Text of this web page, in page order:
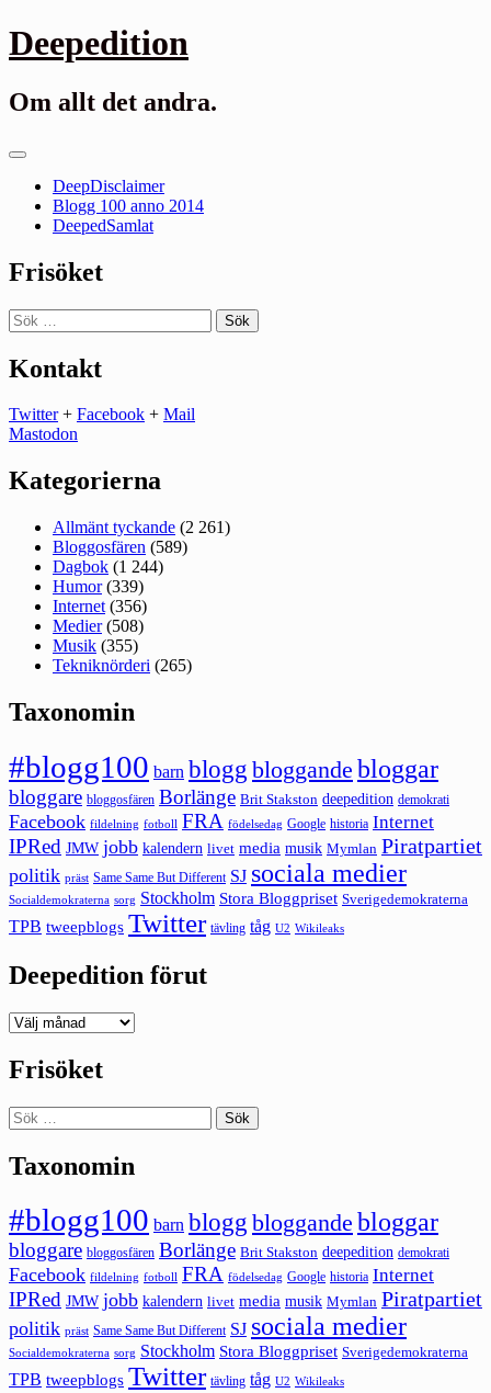
Gå
till
Deepedition
Om allt det andra.
Primär
DeepDisclaimer
Blogg 100 anno 2014
DeepedSamlat
Frisöket
Sök
efter:
Kontakt
Twitter+ Facebook + Mail
Mastodon
Kategorierna
Allmänt tyckande (2 261)
Bloggosfären (589)
Dagbok (1 244)
Humor(339)
Internet (356)
Medier(508)
Musik (355)
Tekniknörderi (265)
Taxonomin
#blogg100 barn blogg bloggande bloggar
bloggare bloggosfären Borlänge Brit Stakston deepedition demokrati
Facebook fildelning fotboll FRA födelsedag Google historia Internet
IPRed JMW jobb kalendern livet media musik Mymlan Piratpartiet
politik präst Same Same But Different SJ sociala medier
Socialdemokraterna sorg Stockholm Stora Bloggpriset Sverigedemokraterna
TPB tweepblogs Twitter tävling tåg U2 Wikileaks
Deepedition förut
Deepedition
Frisöket
Sök
efter:
Taxonomin
#blogg100 barn blogg bloggande bloggar
bloggare bloggosfären Borlänge Brit Stakston deepedition demokrati
Facebook fildelning fotboll FRA födelsedag Google historia Internet
IPRed JMW jobb kalendern livet media musik Mymlan Piratpartiet
politik präst Same Same But Different SJ sociala medier
Socialdemokraterna sorg Stockholm Stora Bloggpriset Sverigedemokraterna
TPB tweepblogs Twitter tävling tåg U2 Wikileaks